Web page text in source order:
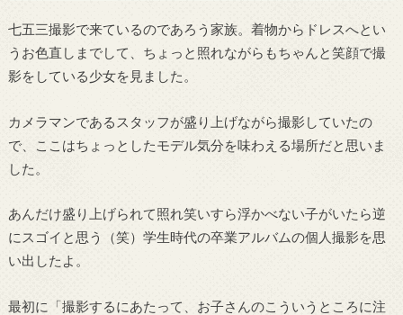
七五三撮影で来ているのであろう家族。着物からドレスへとい
うお色直しまでして、ちょっと照れながらもちゃんと笑顔で撮
影をしている少女を見ました。
カメラマンであるスタッフが盛り上げながら撮影していたの
で、ここはちょっとしたモデル気分を味わえる場所だと思いま
した。
あんだけ盛り上げられて照れ笑いすら浮かべない子がいたら逆
にスゴイと思う（笑）学生時代の卒業アルバムの個人撮影を思
い出したよ。
最初に「撮影するにあたって、お子さんのこういうところに注